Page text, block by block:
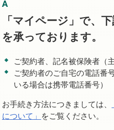
「マイページ」で、
を承っております。
ご契約者、記名被保険者（
ご契約者のご自宅の電話番
いる場合は携帯電話番号）
お手続き方法につきましては、
について」 をご覧ください。